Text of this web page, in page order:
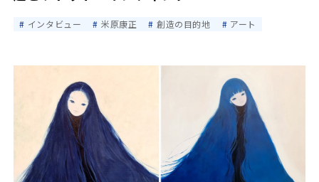
インタビュー 米原康正 創造の目的地 アート